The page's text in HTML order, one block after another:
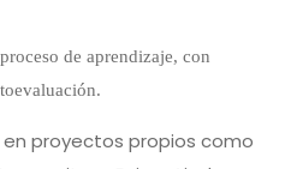
de aprendizaje, con
proyectos propios como